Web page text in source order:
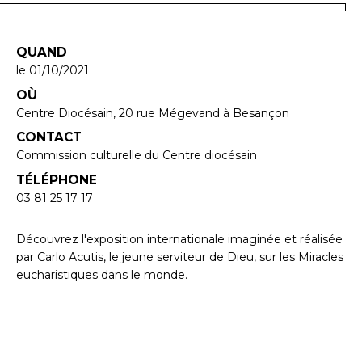
QUAND
le 01/10/2021
OÙ
Centre Diocésain, 20 rue Mégevand à Besançon
CONTACT
Commission culturelle du Centre diocésain
TÉLÉPHONE
03 81 25 17 17
Découvrez l'exposition internationale imaginée et réalisée
par Carlo Acutis, le jeune serviteur de Dieu, sur les Miracles
eucharistiques dans le monde.